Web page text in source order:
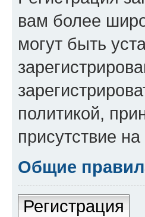
вам более
могут быть
политикой,
присутствие
Общие
Регистрация